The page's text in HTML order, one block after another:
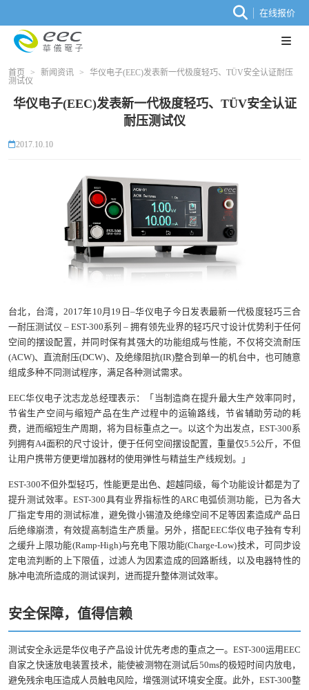
在线报价
首页 > 新闻资讯 >
华仪电子(EEC)发表新一代极度轻巧、TÜV安全认证耐压
测试仪
华仪电子(EEC)发表新一代极度轻巧、TÜV安全认证
耐压测试仪
2017.10.10
台北，台湾，2017年10月19日–华仪电子今日发表最新一代极度轻巧三合
一耐压测试仪 – EST-300系列 – 拥有领先业界的轻巧尺寸设计优势利于任何
空间的摆设配置，并同时保有其强大的功能组成与性能，不仅将交流耐压
(ACW)、直流耐压(DCW)、及绝缘阻抗(IR)整合到单一的机台中，也可随意
组成多种不同测试程序，满足各种测试需求。
EEC华仪电子沈志龙总经理表示：「当制造商在提升最大生产效率同时，
节省生产空间与缩短产品在生产过程中的运输路线，节省辅助劳动的耗
费，进而缩短生产周期，将为目标重点之一。以这个为出发点，EST-300系
列拥有A4面积的尺寸设计，便于任何空间摆设配置，重量仅5.5公斤，不但
让用户携带方便更增加器材的使用弹性与精益生产线规划。」
EST-300不但外型轻巧，性能更是出色、超越同级，每个功能设计都是为了
提升测试效率。EST-300具有业界指标性的ARC电弧侦测功能，已为各大
厂指定专用的测试标准，避免微小锡渣及绝缘空间不足等因素造成产品日
后绝缘崩溃，有效提高制造生产质量。另外，搭配EEC华仪电子独有专利
之缓升上限功能(Ramp-High)与充电下限功能(Charge-Low)技术，可同步设
定电流判断的上下限值，过滤人为因素造成的回路断线，以及电器特性的
脉冲电流所造成的测试误判，进而提升整体测试效率。
安全保障，值得信赖
测试安全永远是华仪电子产品设计优先考虑的重点之一。EST-300运用EEC
自家之快速放电装置技术，能使被测物在测试后50ms的极短时间内放电，
避免残余电压造成人员触电风险，增强测试环境安全度。此外，EST-300整